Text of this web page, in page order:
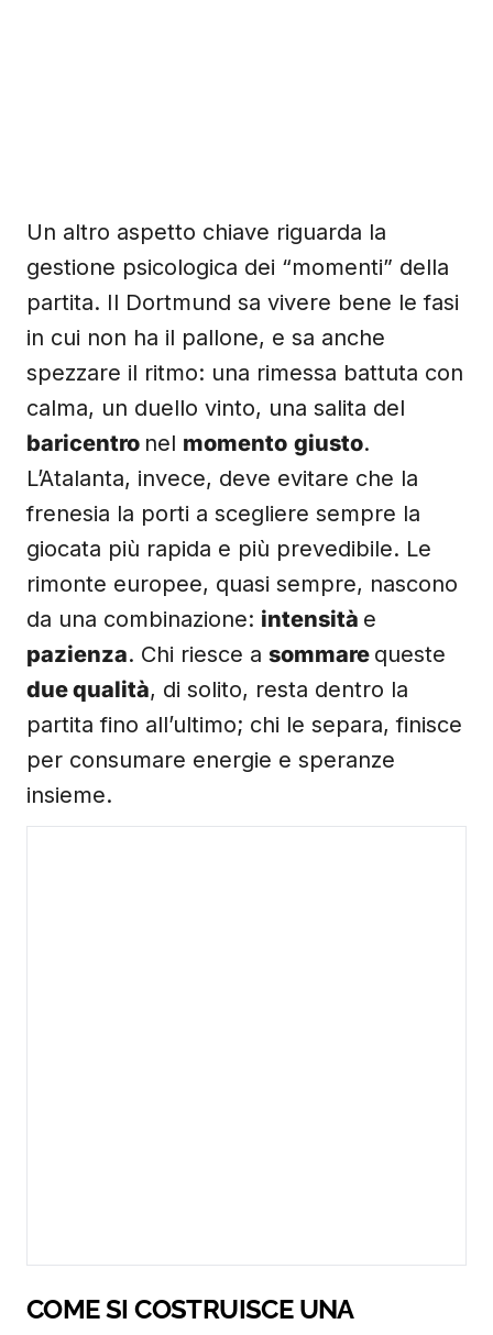
Un altro aspetto chiave riguarda la
gestione psicologica dei “momenti” della
partita. Il Dortmund sa vivere bene le fasi
in cui non ha il pallone, e sa anche
spezzare il ritmo: una rimessa battuta con
calma, un duello vinto, una salita del
baricentro nel momento giusto.
L’Atalanta, invece, deve evitare che la
frenesia la porti a scegliere sempre la
giocata più rapida e più prevedibile. Le
rimonte europee, quasi sempre, nascono
da una combinazione: intensità e
pazienza. Chi riesce a sommare queste
due qualità, di solito, resta dentro la
partita fino all’ultimo; chi le separa, finisce
per consumare energie e speranze
insieme.
COME SI COSTRUISCE UNA